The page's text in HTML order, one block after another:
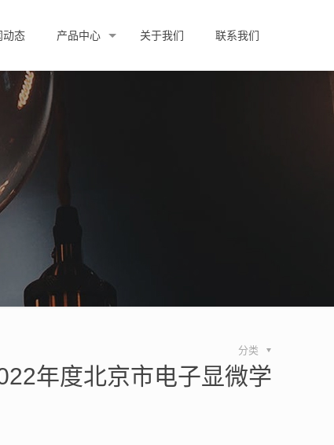
动态 产品中心 关于我们 联系我们
分类
年度北京市电子显微学